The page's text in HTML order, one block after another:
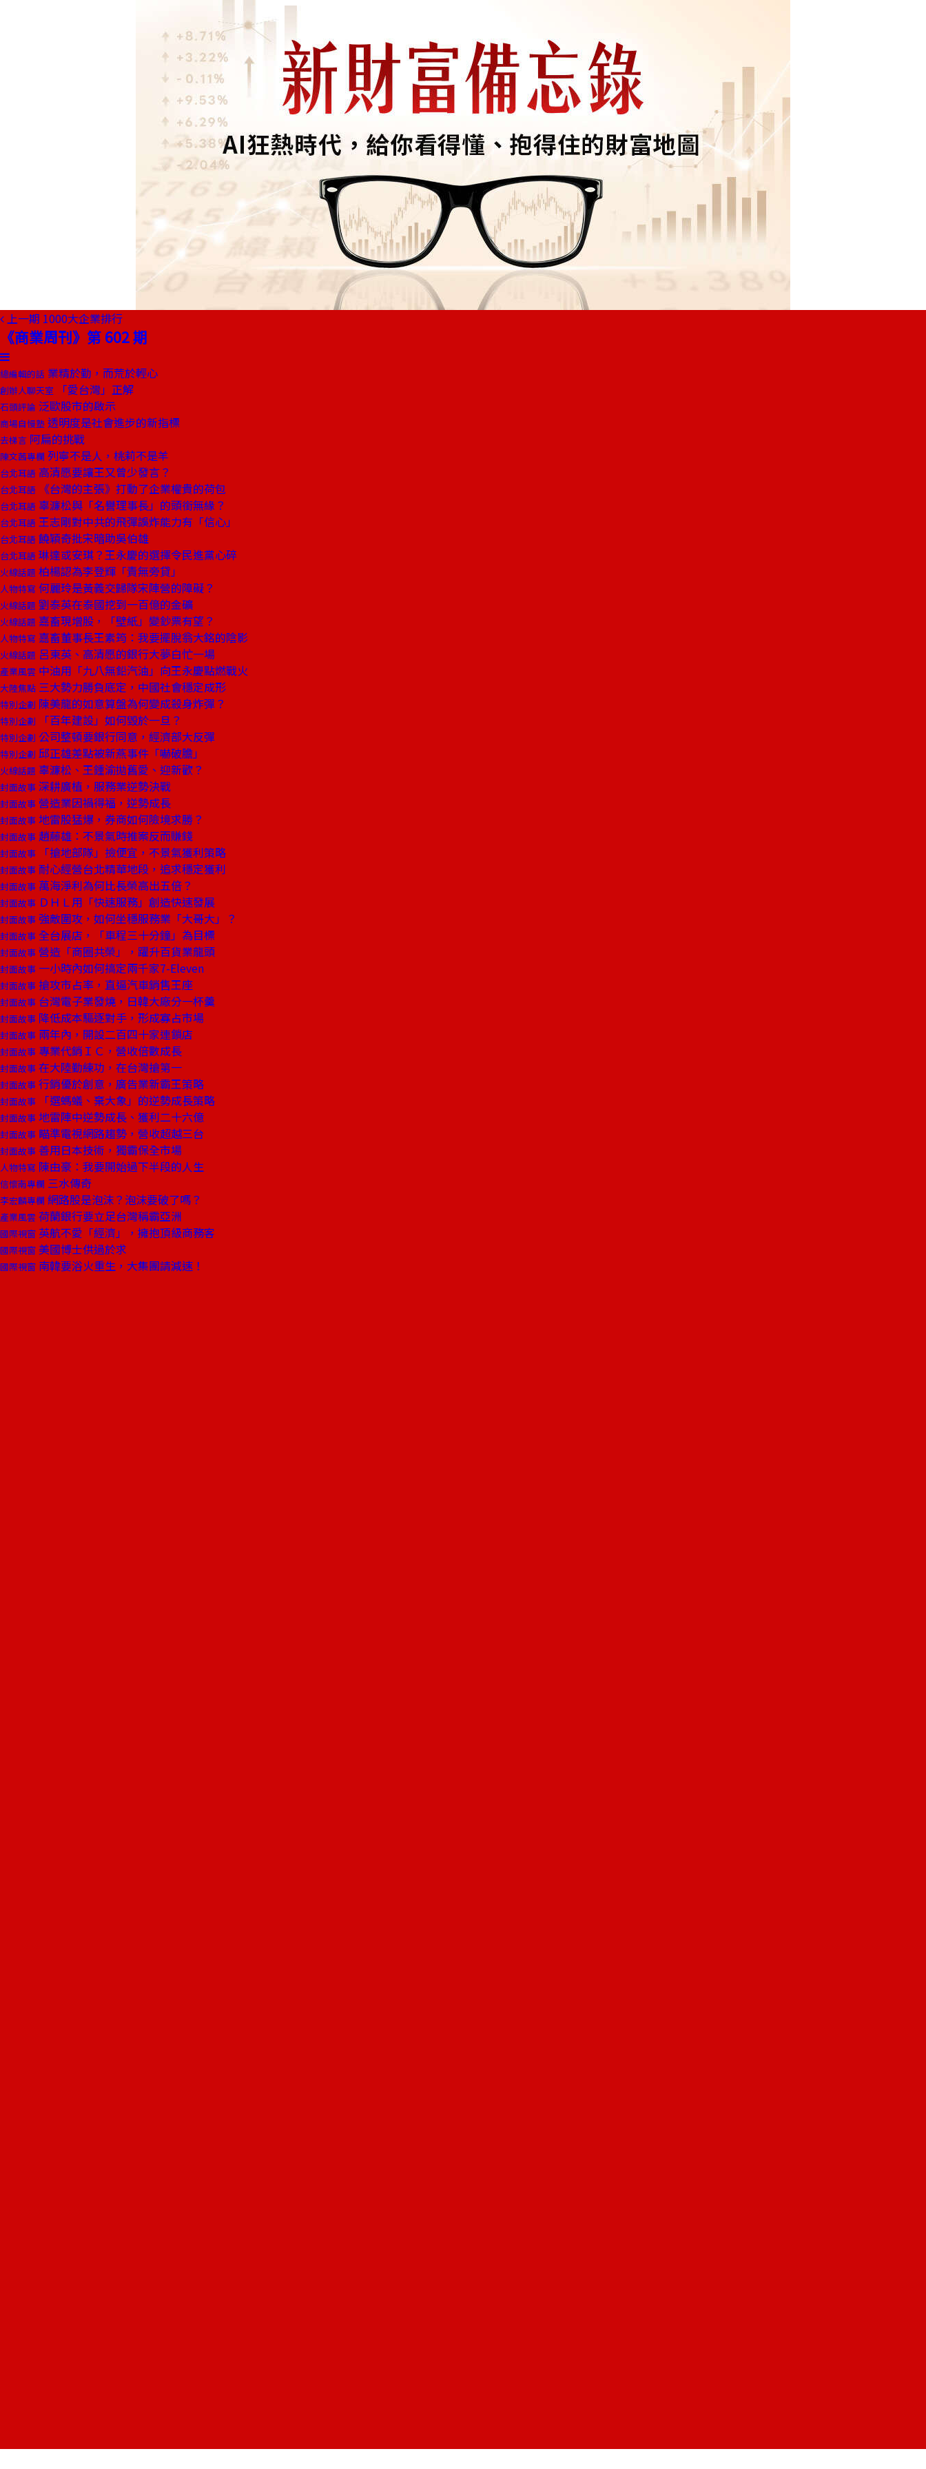
上一期 1000大企業排行
《商業周刊》第 602 期
總編輯的話 業精於勤，而荒於輕心
創辦人聊天室 「愛台灣」正解
石頭評論 泛歐股市的啟示
商場自慢塾 透明度是社會進步的新指標
去梯言 阿扁的挑戰
陳文茜專欄 列寧不是人，桃莉不是羊
台北耳語 高清愿要讓王又曾少發言？
台北耳語 《台灣的主張》打動了企業權貴的荷包
台北耳語 辜濂松與「名譽理事長」的頭銜無緣？
台北耳語 王志剛對中共的飛彈誤炸能力有「信心」
台北耳語 饒穎奇批宋暗助吳伯雄
台北耳語 琳達或安琪？王永慶的選擇令民進黨心碎
火線話題 柏楊認為李登輝「責無旁貸」
人物特寫 何麗玲是黃義交歸隊宋陣營的障礙？
火線話題 劉泰英在泰國挖到一百億的金礦
火線話題 嘉畜現增股，「壁紙」變鈔票有望？
人物特寫 嘉畜董事長王素筠：我要擺脫翁大銘的陰影
火線話題 呂東英、高清愿的銀行大夢白忙一場
產業風雲 中油用「九八無鉛汽油」向王永慶點燃戰火
大陸焦點 三大勢力勝負底定，中國社會穩定成形
特別企劃 陳美龍的如意算盤為何變成殺身炸彈？
特別企劃 「百年建設」如何毀於一旦？
特別企劃 公司整頓要銀行同意，經濟部大反彈
特別企劃 邱正雄差點被新燕事件「嚇破膽」
火線話題 辜濂松、王鍾渝拋舊愛、迎新歡？
封面故事 深耕廣植，服務業逆勢決戰
封面故事 營造業因禍得福，逆勢成長
封面故事 地雷股猛爆，券商如何險境求勝？
封面故事 趙藤雄：不景氣時推案反而賺錢
封面故事 「搶地部隊」撿便宜，不景氣獲利策略
封面故事 耐心經營台北精華地段，追求穩定獲利
封面故事 萬海淨利為何比長榮高出五倍？
封面故事 ＤＨＬ用「快速服務」創造快速發展
封面故事 強敵圍攻，如何坐穩服務業「大哥大」？
封面故事 全台展店，「車程三十分鐘」為目標
封面故事 營造「商圈共榮」，躍升百貨業龍頭
封面故事 一小時內如何搞定兩千家7-Eleven
封面故事 搶攻市占率，直逼汽車銷售王座
封面故事 台灣電子業發燒，日韓大廠分一杯羹
封面故事 降低成本驅逐對手，形成寡占市場
封面故事 兩年內，開設二百四十家連鎖店
封面故事 專業代銷ＩＣ，營收倍數成長
封面故事 在大陸勤練功，在台灣搶第一
封面故事 行銷優於創意，廣告業新霸王策略
封面故事 「選螞蟻、棄大象」的逆勢成長策略
封面故事 地雷陣中逆勢成長、獲利二十六億
封面故事 瞄準電視網路趨勢，營收超越三台
封面故事 善用日本技術，獨霸保全市場
人物特寫 陳由豪：我要開始過下半段的人生
信懷南專欄 三水傳奇
李宏麟專欄 網路股是泡沫？泡沫要破了嗎？
產業風雲 荷蘭銀行要立足台灣稱霸亞洲
國際視窗 英航不愛「經濟」，擁抱頂級商務客
國際視窗 美國博士供過於求
國際視窗 南韓要浴火重生，大集團請減速！